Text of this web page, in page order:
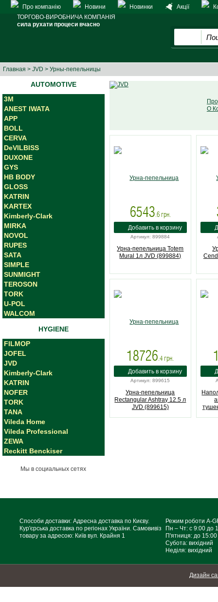
Про компанію Новини Новинки Акції
ТОРГОВО-ВИРОБНИЧА КОМПАНІЯ
сила рухати процеси вчасно
Главная > JVD > Урны-пепельницы
AUTOMOTIVE
3M
ANEST IWATA
APP
BOLL
CERVA
DeVILBISS
DUXONE
GYS
HB BODY
GLOSS
KATRIN
KARTEX
Kimberly-Clark
MIRKA
NOVOL
RUPES
SATA
SIMPLE
SUNMIGHT
TEROSON
TORK
U-POL
WALCOM
HYGIENE
FILMOP
JOFEL
JVD
Kimberly-Clark
KATRIN
NOFER
TORK
TANA
Vileda Home
Vileda Professional
ZEWA
Reckitt Benckiser
Мы в социальных сетях
О
6543 .6грн.
Артикул: 899884
Урна-пепельница Totem
Mural 1л JVD (899884)
18726 .4грн.
Артикул: 899615
Урна-пепельницa
Rectangular Ashtray 12.5 л
JVD (899615)
Способи доставки: Адресна доставка по Києву.
Кур'єрська доставка по регіонах України. Самовивіз
товару за адресою: Київ вул. Крайня 1
Режим роботи A-
Пн – Чт: с 9:00 до
П'ятниця: до 15:00
Субота: вихідний
Неділя: вихідний
Дизайн